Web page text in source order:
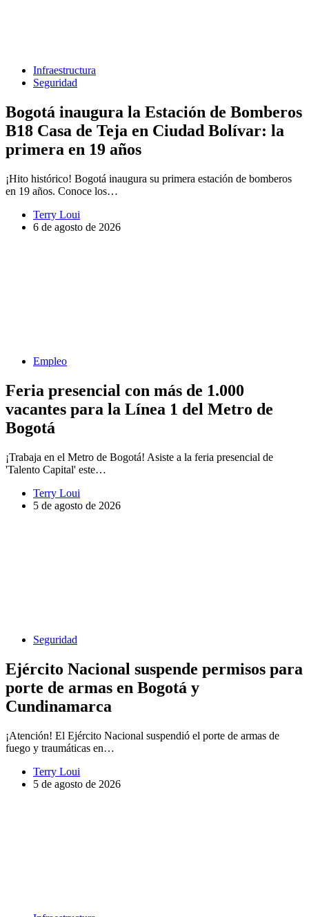
Infraestructura
Seguridad
Bogotá inaugura la Estación de Bomberos
B18 Casa de Teja en Ciudad Bolívar: la
primera en 19 años
¡Hito histórico! Bogotá inaugura su primera estación de bomberos
en 19 años. Conoce los…
Terry Loui
6 de agosto de 2026
Empleo
Feria presencial con más de 1.000
vacantes para la Línea 1 del Metro de
Bogotá
¡Trabaja en el Metro de Bogotá! Asiste a la feria presencial de
'Talento Capital' este…
Terry Loui
5 de agosto de 2026
Seguridad
Ejército Nacional suspende permisos para
porte de armas en Bogotá y
Cundinamarca
¡Atención! El Ejército Nacional suspendió el porte de armas de
fuego y traumáticas en…
Terry Loui
5 de agosto de 2026